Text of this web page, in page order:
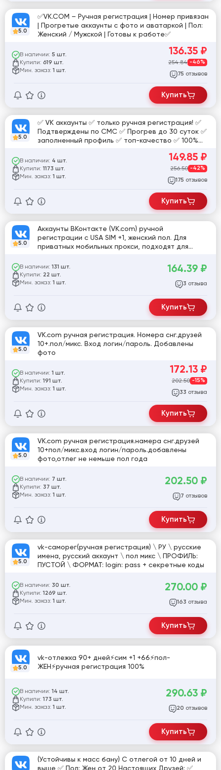
5.0
✅VK.COM – Ручная регистрация | Номер привязан
| Прогретые аккаунты с фото и аватаркой | Пол:
Женский / Мужской | Готовы к работе✅
В наличии: 5 шт.
Купили: 619 шт.
Мин. заказ: 1 шт.
136.35 ₽
254.84 -46%
75 отзывов
Купить
5.0
✅ VK аккаунты ✅ только ручная регистрация! ✅
Подтверждены по СМС ✅ Прогрев до 30 суток ✅
заполненный профиль ✅ топ-качество ✅ 100%
В наличии: 4 шт.
Купили: 1173 шт.
Мин. заказ: 1 шт.
149.85 ₽
256.50 -42%
175 отзывов
Купить
5.0
Аккаунты ВКонтакте (VK.com) ручной
регистрации с USA SIM +1, женский пол. Для
приватных мобильных прокси, подходят для
активность
В наличии: 131 шт.
Купили: 22 шт.
Мин. заказ: 1 шт.
164.39 ₽
3 отзыва
Купить
5.0
VK.com ручная регистрация. Номера снг.друзей
10+.пол/микс. Вход логин/пароль. Добавлены
фото
В наличии: 1 шт.
Купили: 191 шт.
Мин. заказ: 1 шт.
172.13 ₽
202.50 -15%
33 отзыва
Купить
5.0
VK.com ручная регистрация.намера снг.друзей
10+пол/микс.вход логин/пароль.добавлены
фото,отлег не немьше пол года
В наличии: 7 шт.
Купили: 37 шт.
Мин. заказ: 1 шт.
202.50 ₽
7 отзывов
Купить
5.0
vk-саморег(ручная регистрация) \ РУ \ русские
имена, русский аккаунт \ пол микс \ ПРОФИЛЬ:
ПУСТОЙ \ ФОРМАТ: login: pass + секретные коды
В наличии: 30 шт.
Купили: 1269 шт.
Мин. заказ: 1 шт.
270.00 ₽
163 отзыва
Купить
5.0
vk-отлежка 90+ дней⚡️сим +1 +66⚡️пол-
ЖЕН⚡️ручная регистрация 100%
В наличии: 14 шт.
Купили: 173 шт.
Мин. заказ: 1 шт.
290.63 ₽
20 отзывов
Купить
(Устойчивы к масс бану) С отлегой от 10 дней и
выше ✅ Пол: Жен от 20 Настоящих Друзей: ✅